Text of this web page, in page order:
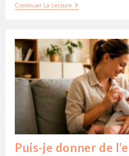
Continuer La Lecture
Puis-je donner de